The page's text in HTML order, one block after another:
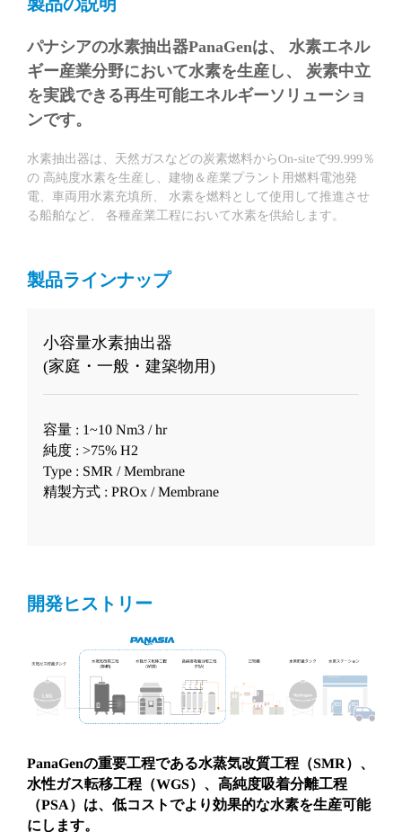
パナシアの水素抽出器PanaGenは、
水素エネル
ギー産業分野において水素を生産し、
炭素中立
を実践できる再生可能エネルギーソリューショ
ンです。
水素抽出器は、天然ガスなどの炭素燃料からOn-siteで99.999％
の 高純度水素を生産し、建物＆産業プラント用燃料電池発
電、車両用水素充填所、 水素を燃料として使用して推進させ
る船舶など、 各種産業工程において水素を供給します。
製品ラインナップ
小容量水素抽出器
(家庭・一般・建築物用)
容量 : 1~10 Nm3 / hr
純度 : >75% H2
Type : SMR / Membrane
精製方式: PROx / Membrane
開発ヒストリー
PanaGenの重要工程である水蒸気改質工程（SMR）、
水性ガス転移工程（WGS）、高純度吸着分離工程
（PSA）は、低コストでより効果的な水素を生産可能
にします。